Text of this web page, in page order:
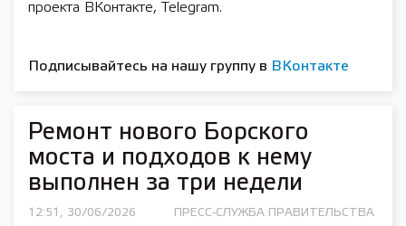
проекта ВКонтакте, Telegram.
Подписывайтесь на нашу группу в ВКонтакте
Ремонт нового Борского
моста и подходов к нему
выполнен за три недели
12:51, 30/06/2026 ПРЕСС-СЛУЖБА ПРАВИТЕЛЬСТВА